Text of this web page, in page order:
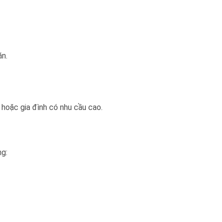
gia đình có nhu cầu cao.